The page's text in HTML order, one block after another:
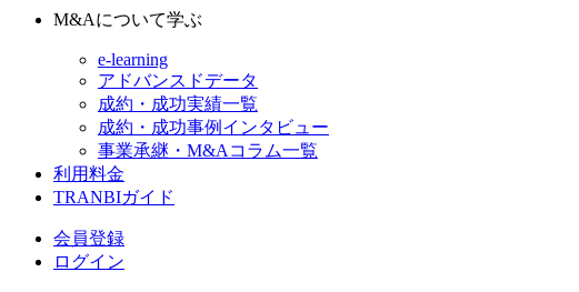
M&Aについて学ぶ
e-learning
アドバンスドデータ
成約・成功実績一覧
成約・成功事例インタビュー
事業承継・M&Aコラム一覧
利用料金
TRANBIガイド
会員登録
ログイン